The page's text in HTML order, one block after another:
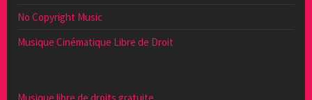
No Copyright Music
Musique Cinématique Libre de Droit